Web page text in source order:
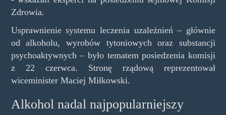
Zdrowia.
Usprawnienie systemu leczenia uzależnień – głównie
od alkoholu, wyrobów tytoniowych oraz substancji
psychoaktywnych – było tematem posiedzenia komisji
z 22 czerwca. Stronę rządową reprezentował
wiceminister Maciej Miłkowski.
Alkohol nadal najpopularniejszy